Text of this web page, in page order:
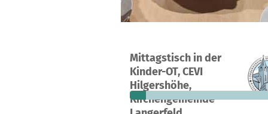
Mittagstisch in der
Kinder-OT, CEVI
Hilgershöhe,
Kirchengemeinde
Ein Projekt in Wuppertal,
1
Spende
10 %